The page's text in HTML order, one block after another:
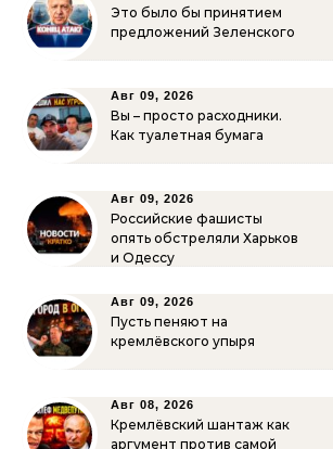
Это было бы принятием
предложений Зеленского
Авг 09, 2026
Вы – просто расходники.
Как туалетная бумага
Авг 09, 2026
Российские фашисты
опять обстреляли Харьков
и Одессу
Авг 09, 2026
Пусть пеняют на
кремлёвского упыря
Авг 08, 2026
Кремлёвский шантаж как
аргумент против самой